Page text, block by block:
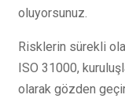
oluyorsunuz.
Risklerin sürekli
ISO 31000,
olarak gözden